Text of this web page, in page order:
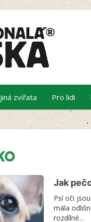
zvířata Pro lidi
Jak
Psí oči
mála
rozdílné...